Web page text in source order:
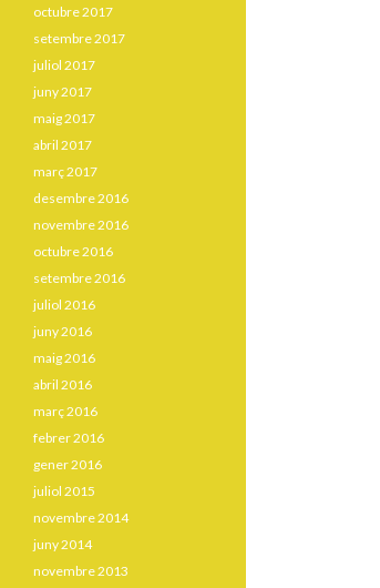
octubre 2017
setembre 2017
juliol 2017
juny 2017
maig 2017
abril 2017
març 2017
desembre 2016
novembre 2016
octubre 2016
setembre 2016
juliol 2016
juny 2016
maig 2016
abril 2016
març 2016
febrer 2016
gener 2016
juliol 2015
novembre 2014
juny 2014
novembre 2013